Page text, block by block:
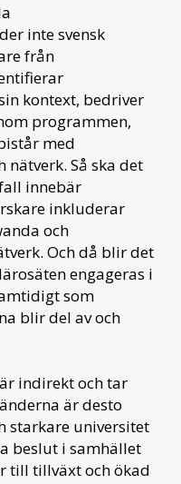
inte svensk
från
kontext, bedriver
programmen,
med
Så ska det
innebär
inkluderar
och
Och då blir det
engageras i
som
blir del av och
är indirekt och tar
är desto
starkare universitet
beslut i samhället
till tillväxt och ökad